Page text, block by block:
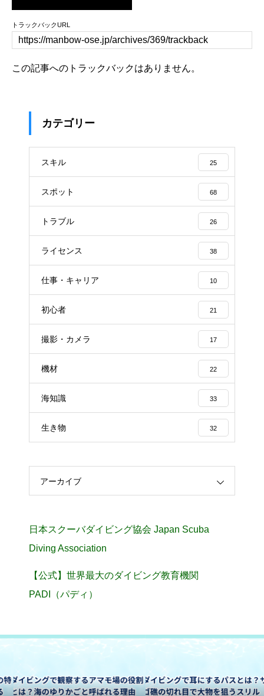
トラックバックURL
この記事へのトラックバックはありません。
カテゴリー
スキル 25
スポット 68
トラブル 26
ライセンス 38
仕事・キャリア 10
初心者 21
撮影・カメラ 17
機材 22
海知識 33
生き物 32
アーカイブ
日本スクーバダイビング協会 Japan Scuba
Diving Association
【公式】世界最大のダイビング教育機関
PADI（パディ）